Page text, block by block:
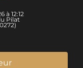
à 12:12
Pilat
)